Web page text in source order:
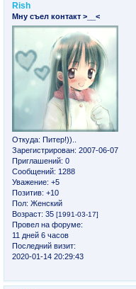
Rish
Мну съел контакт >__<
Откуда: Питер!))..
Зарегистрирован: 2007-06-07
Приглашений: 0
Сообщений: 1288
Уважение: +5
Позитив: +10
Пол: Женский
Возраст: 35 [1991-03-17]
Провел на форуме:
11 дней 6 часов
Последний визит:
2020-01-14 20:29:43